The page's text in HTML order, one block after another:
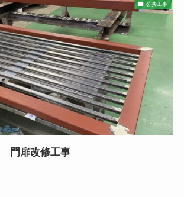
公共工事
門扉改修工事